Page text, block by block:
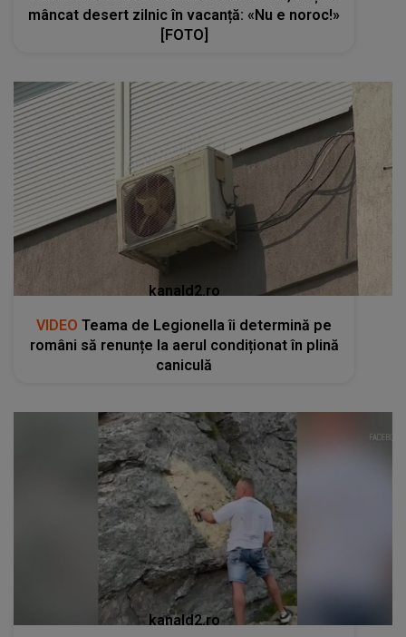
mâncat desert zilnic în vacanță: «Nu e noroc!»
[FOTO]
kanald2.ro
VIDEO Teama de Legionella îi determină pe
români să renunțe la aerul condiționat în plină
caniculă
kanald2.ro